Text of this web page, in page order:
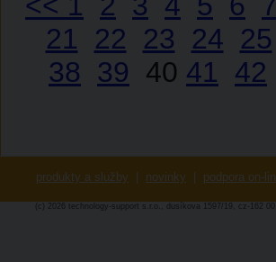
21
22 23 24 25
38 39 40 41 42
produkty a služby novinky podpora on-
(c) 2026 technology-support s.r.o., dusíkova 1597/19, cz-162